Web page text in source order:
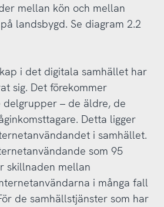
mellan kön och mellan
landsbygd. Se diagram 2.2
i det digitala samhället har
sig. Det förekommer
delgrupper – de äldre, de
Detta ligger
i samhället.
som 95
skillnaden mellan
i många fall
de samhällstjänster som har